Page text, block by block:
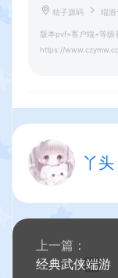
桔子源码 端游
版本pvf+客户端+等级
https://
丫头
上一篇：